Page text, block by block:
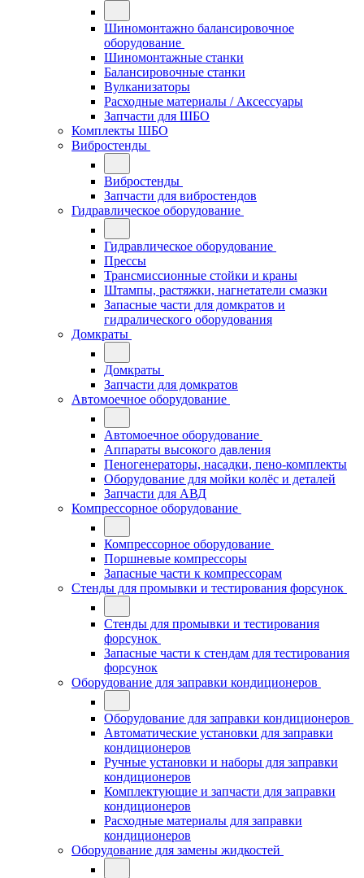
Шиномонтажно балансировочное
оборудование
Шиномонтажные станки
Балансировочные станки
Вулканизаторы
Расходные материалы / Аксессуары
Запчасти для ШБО
Комплекты ШБО
Вибростенды
Вибростенды
Запчасти для вибростендов
Гидравлическое оборудование
Гидравлическое оборудование
Прессы
Трансмиссионные стойки и краны
Штампы, растяжки, нагнетатели смазки
Запасные части для домкратов и
гидралического оборудования
Домкраты
Домкраты
Запчасти для домкратов
Автомоечное оборудование
Автомоечное оборудование
Аппараты высокого давления
Пеногенераторы, насадки, пено-комплекты
Оборудование для мойки колёс и деталей
Запчасти для АВД
Компрессорное оборудование
Компрессорное оборудование
Поршневые компрессоры
Запасные части к компрессорам
Стенды для промывки и тестирования форсунок
Стенды для промывки и тестирования
форсунок
Запасные части к стендам для тестирования
форсунок
Оборудование для заправки кондиционеров
Оборудование для заправки кондиционеров
Автоматические установки для заправки
кондиционеров
Ручные установки и наборы для заправки
кондиционеров
Комплектующие и запчасти для заправки
кондиционеров
Расходные материалы для заправки
кондиционеров
Оборудование для замены жидкостей